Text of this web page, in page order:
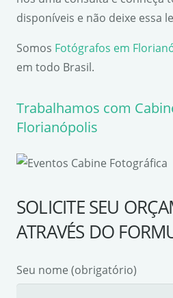
disponíveis e não deixe essa
Somos Fotógrafos em
em todo Brasil.
Trabalhamos com
Florianópolis
SOLICITE SEU
ATRAVÉS DO
Seu nome (obrigatório)